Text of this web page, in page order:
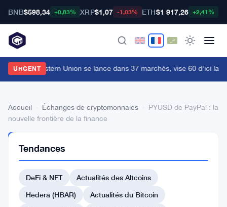
BNB$598,34 +0,83% XRP$1,07 -1,03% ETH$1 917,26 +2,41%
URGENT
de Western Union se lance dans 37 marchés, vise 60 d'ici la
Accueil Échanges de cryptomonnaies
PYUSD de PayPal : la
nouvelle frontière de la finance
CRYPTOMONNAIES
PayPal
Tendances
DeFi & NFT
Actualités des Altcoins
Hedera (HBAR)
Actualités du Bitcoin